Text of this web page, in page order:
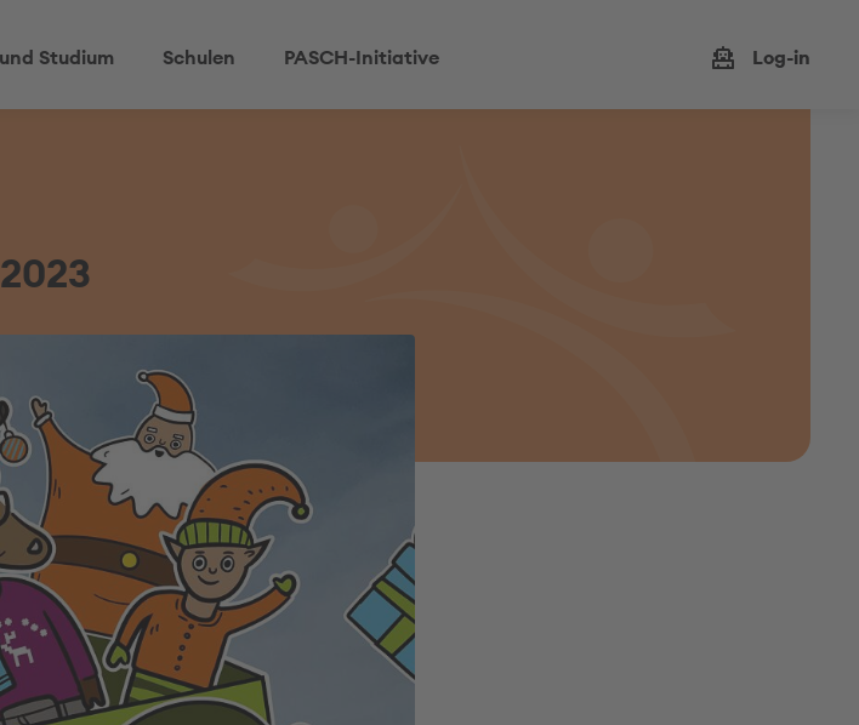
Studium Schulen PASCH-Initiative Log-in